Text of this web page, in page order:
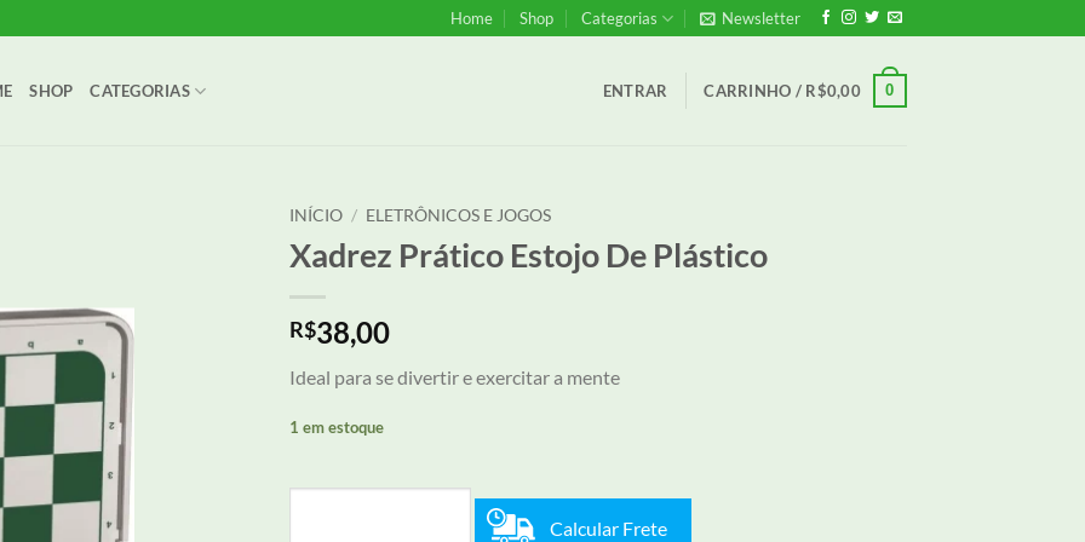
Home Shop Categorias Newsletter
SHOP CATEGORIAS ENTRAR CARRINHO / R$0,00 0
desejos
INÍCIO / ELETRÔNICOS E JOGOS
Xadrez Prático Estojo De Plástico
R$38,00
Ideal para se divertir e exercitar a mente
1 em estoque
Calcular Frete